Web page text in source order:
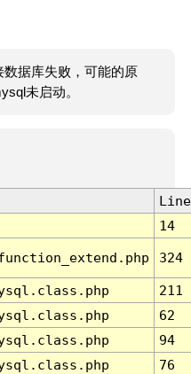
数据库失败，可能的原
未启动。
Line
14
324
211
62
94
76